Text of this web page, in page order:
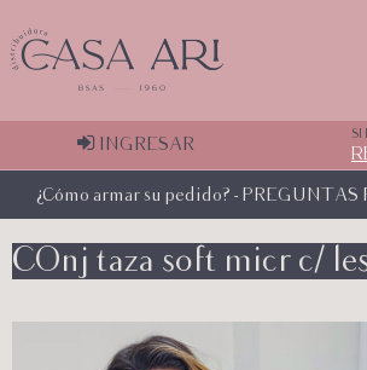
INGRESAR
SI
¿Cómo armar su pedido? - PREGUNTAS
COnj taza soft micr c/